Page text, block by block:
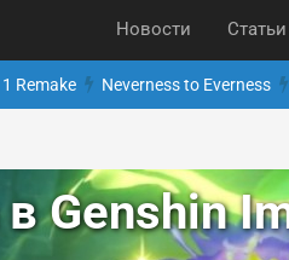
Новости Статьи
Remake Neverness to Everness
Genshin